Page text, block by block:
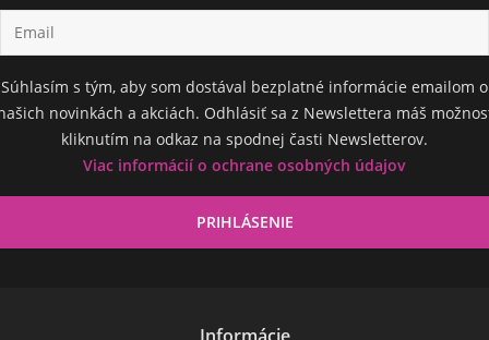
Súhlasím s tým, aby som dostával bezplatné informácie emailom o
novinkách a akciách. Odhlásiť sa z Newslettera máš
kliknutím na odkaz na spodnej časti Newsletterov.
Viac informácií o ochrane osobných údajov